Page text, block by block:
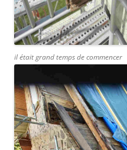
il était grand temps de commencer